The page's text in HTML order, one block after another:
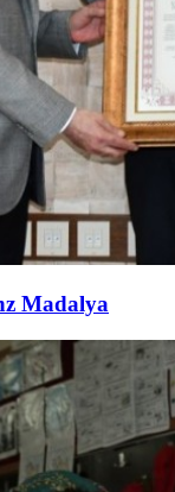
Madalya